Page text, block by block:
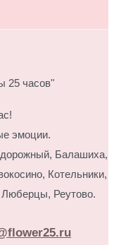
25 часов"
эмоции.
Балашиха,
Котельники,
Реутово.